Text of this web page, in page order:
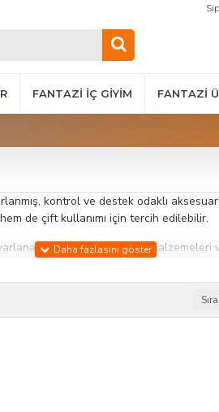
FANTAZI İÇ GIYIM FANTAZI
kontrol ve destek odaklı
de çift kullanımı için tercih edilebilir.
yapıları, dayanıklı malzemeleri
rol üstlenirken aynı zamanda farklı